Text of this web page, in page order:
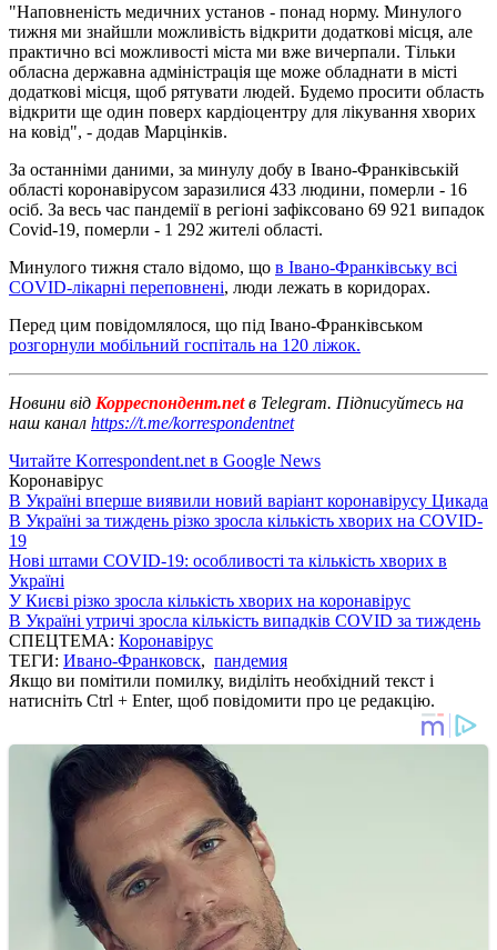
"Наповненість медичних установ - понад норму. Минулого
тижня ми знайшли можливість відкрити додаткові місця, але
практично всі можливості міста ми вже вичерпали. Тільки
обласна державна адміністрація ще може обладнати в місті
додаткові місця, щоб рятувати людей. Будемо просити область
відкрити ще один поверх кардіоцентру для лікування хворих
на ковід", - додав Марцінків.
За останніми даними, за минулу добу в Івано-Франківській
області коронавірусом заразилися 433 людини, померли - 16
осіб. За весь час пандемії в регіоні зафіксовано 69 921 випадок
Covid-19, померли - 1 292 жителі області.
Минулого тижня стало відомо, що в Івано-Франківську всі
COVID-лікарні переповнені, люди лежать в коридорах.
Перед цим повідомлялося, що під Івано-Франківськом
розгорнули мобільний госпіталь на 120 ліжок.
Новини від Корреспондент.netв Telegram. Підписуйтесь на
наш канал https://t.me/korrespondentnet
Читайте Korrespondent.net в Google News
Коронавірус
В Україні вперше виявили новий варіант коронавірусу Цикада
В Україні за тиждень різко зросла кількість хворих на COVID-
19
Нові штами COVID-19: особливості та кількість хворих в
Україні
У Києві різко зросла кількість хворих на коронавірус
В Україні утричі зросла кількість випадків COVID за тиждень
СПЕЦТЕМА: Коронавірус
ТЕГИ: Ивано-Франковск, пандемия
Якщо ви помітили помилку, виділіть необхідний текст і
натисніть Ctrl + Enter, щоб повідомити про це редакцію.